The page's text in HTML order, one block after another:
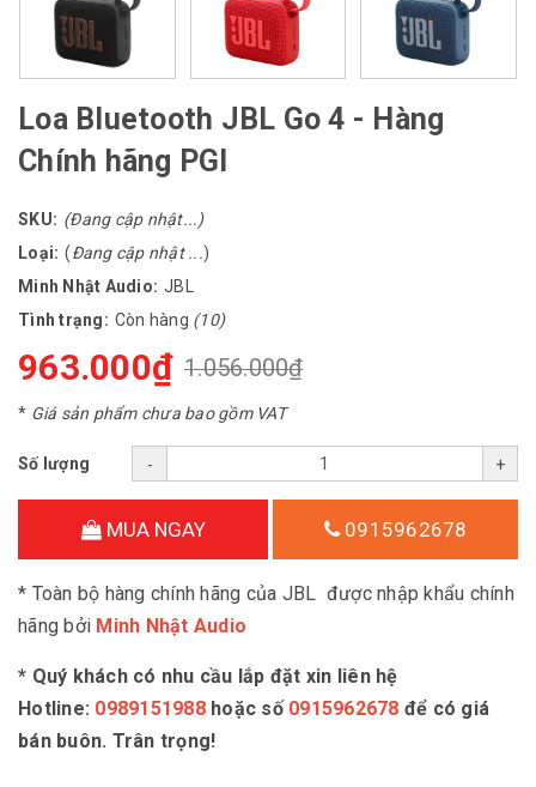
Loa Bluetooth JBL Go 4 - Hàng
Chính hãng PGI
SKU: (Đang cập nhật...)
Loại: (Đang cập nhật ...)
Minh Nhật Audio: JBL
Tình trạng: Còn hàng (10)
963.000₫ 1.056.000₫
* Giá sản phẩm chưa bao gồm VAT
Số lượng - +
MUA NGAY 0915962678
* Toàn bộ hàng chính hãng của JBL được nhập khẩu chính
hãng bởi Minh Nhật Audio
* Quý khách có nhu cầu lắp đặt xin liên hệ
Hotline: 0989151988hoặc số 0915962678 để có giá
bán buôn. Trân trọng!